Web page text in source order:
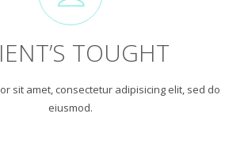
TOUGHT
sit amet, consectetur adipisicing elit, sed do
eiusmod.